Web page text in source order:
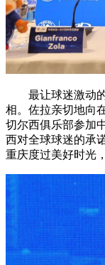
最让球迷激动的
相。佐拉亲切地向
切尔西俱乐部参加
西对全球球迷的承
重庆度过美好时光